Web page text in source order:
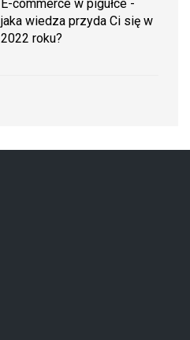
E-commerce w pigułce -
jaka wiedza przyda Ci się w
2022 roku?